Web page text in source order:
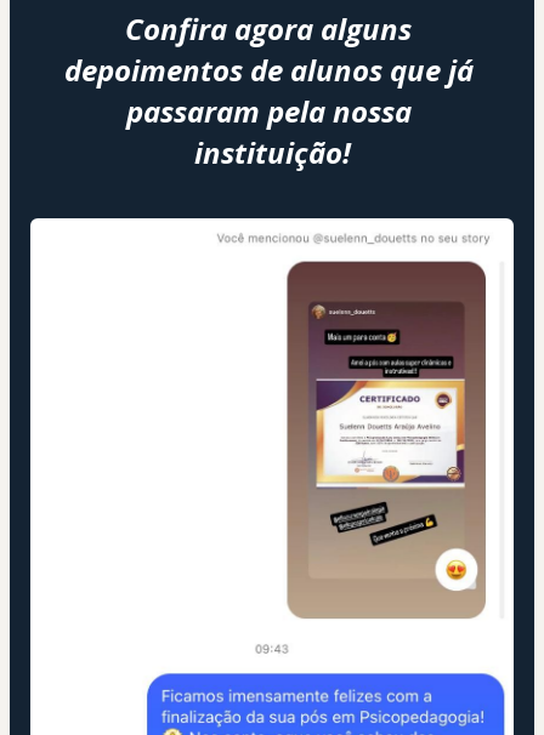
Confira agora alguns
depoimentos de alunos que já
passaram pela nossa
instituição!